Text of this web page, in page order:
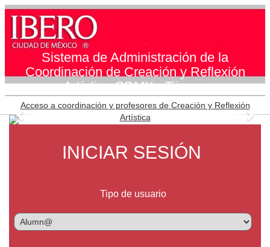
Sistema de Administración de la
Coordinación de Creación y Reflexión
Artística CDMX - Tijuana
Acceso a coordinación y profesores de Creación y Reflexión
Artística
Previous
INICIAR SESIÓN
Tipo de usuario